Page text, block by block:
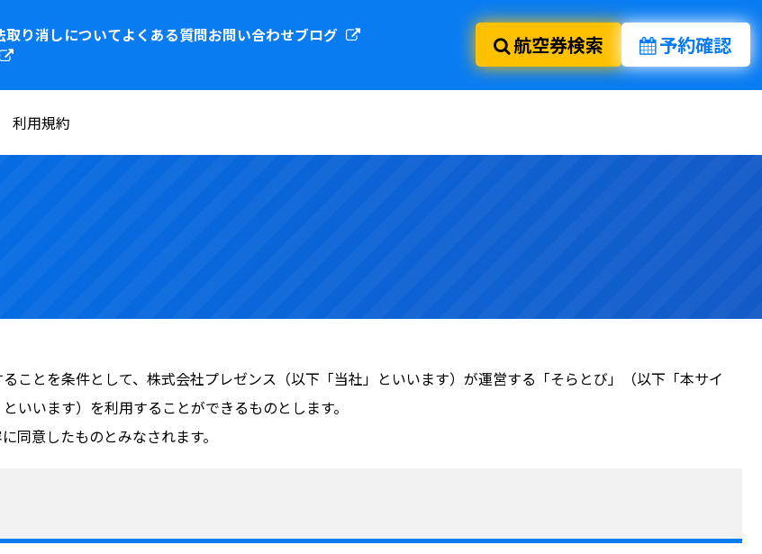
取り消しについてよくある質問お問い合わせブログ
航空券検索 予約確認
利用規約
ことを条件として、株式会社プレゼンス（以下「当社」といいます）が運営する「そらとび」（以下「本サイ
いいます）を利用することができるものとします。
同意したものとみなされます。